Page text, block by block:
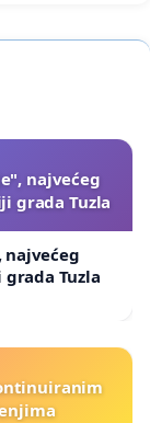
najvećeg
grada Tuzla
Tuzla